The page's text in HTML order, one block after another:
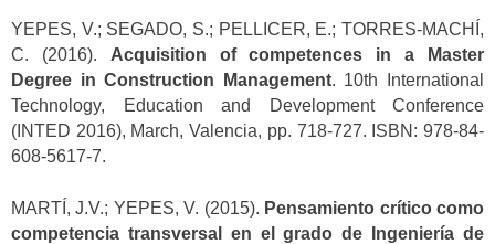
YEPES, V.; SEGADO, S.; PELLICER, E.; TORRES-MACHÍ,
C. (2016). Acquisition of competences in a Master
Degree in Construction Management. 10th International
Technology, Education and Development Conference
(INTED 2016), March, Valencia, pp. 718-727. ISBN: 978-84-
608-5617-7.
MARTÍ, J.V.; YEPES, V. (2015). Pensamiento crítico como
competencia transversal en el grado de Ingeniería de